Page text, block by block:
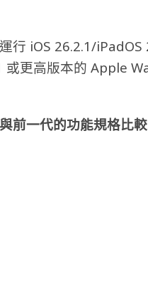
行 iOS 26.2.1/
或更高版本的 Apple
前一代的功能規格比